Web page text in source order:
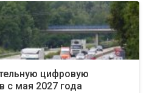
цифровую
с мая 2027 года